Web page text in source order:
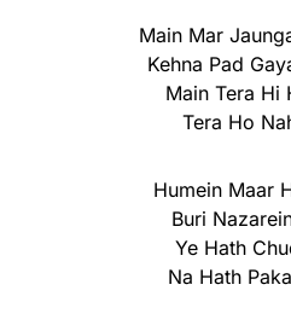
Main Mar
Kehna Pad
Main Tera Hi
Tera Ho
Humein Maar
Buri
Ye Hath
Na Hath